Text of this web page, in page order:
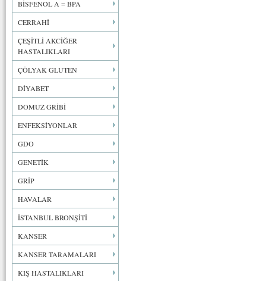
BİSFENOL A = BPA
CERRAHİ
ÇEŞİTLİ AKCİĞER
HASTALIKLARI
ÇÖLYAK GLUTEN
DİYABET
DOMUZ GRİBİ
ENFEKSİYONLAR
GDO
GENETİK
GRİP
HAVALAR
İSTANBUL BRONŞİTİ
KANSER
KANSER TARAMALARI
KIŞ HASTALIKLARI